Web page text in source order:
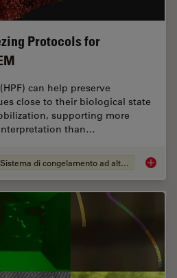
Protocols for
can help preserve
close to their biological state
supporting more
than…
Sistema di congelamento ad alta pressione High-